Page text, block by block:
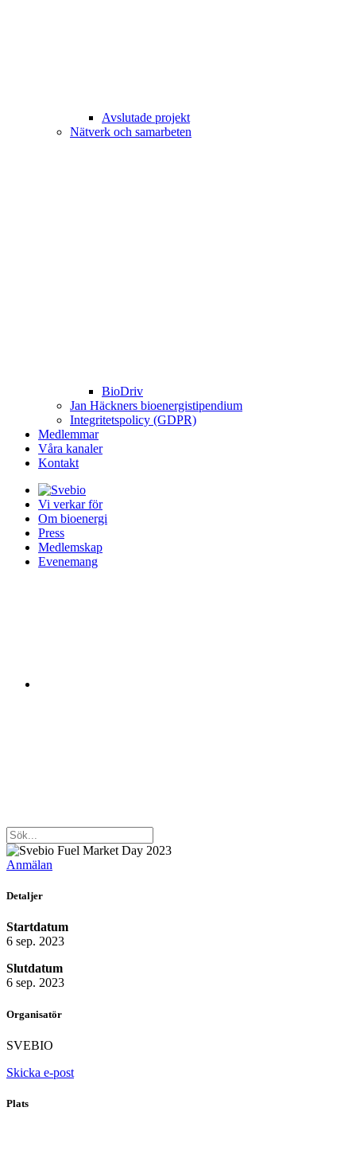
Avslutade projekt
Nätverk och samarbeten
BioDriv
Jan Häckners bioenergistipendium
Integritetspolicy (GDPR)
Medlemmar
Våra kanaler
Kontakt
Vi verkar för
Om bioenergi
Press
Medlemskap
Evenemang
Anmälan
Detaljer
Startdatum
6 sep. 2023
Slutdatum
6 sep. 2023
Organisatör
SVEBIO
Skicka e-post
Plats